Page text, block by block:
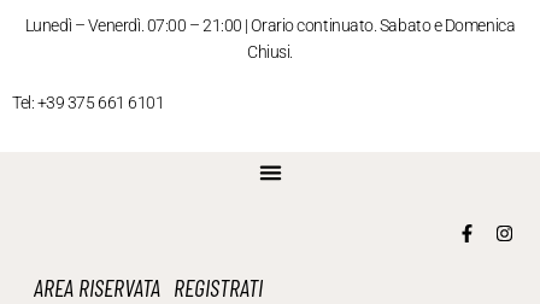
Lunedì – Venerdì. 07:00 – 21:00 | Orario continuato. Sabato e Domenica
Chiusi.
Tel: +39 375 661 6101
AREA RISERVATA REGISTRATI